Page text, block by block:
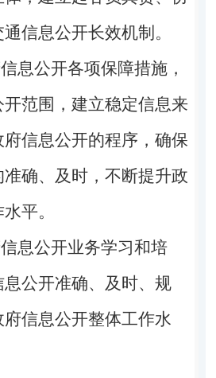
信息公开长效机制。
息公开各项保障措施，
范围，建立稳定信息来
信息公开的程序，确保
确、及时，不断提升政
平。
息公开业务学习和培
公开准确、及时、规
信息公开整体工作水